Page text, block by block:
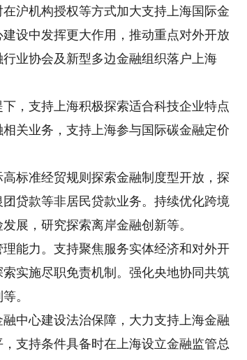
沪机构授权等方式加大支持上海国际金
设中发挥更大作用，推动重点对外开放
业协会及新型多边金融组织落户上海
，支持上海积极探索适合科技企业特点
关业务，支持上海参与国际碳金融定价
标准经贸规则探索金融制度型开放，探
贷款等非居民贷款业务。持续优化跨境
展，研究探索离岸金融创新等。
能力。支持聚焦服务实体经济和对外开
实施尽职免责机制。强化央地协同共筑
。
中心建设法治保障，大力支持上海金融
支持条件具备时在上海设立金融监管总